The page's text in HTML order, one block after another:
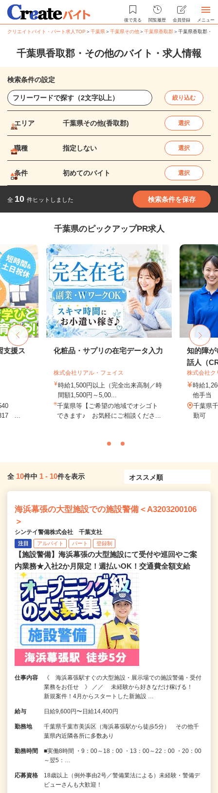
後で見る 閲覧履歴 会員登録 メニュー
クリエイトバイト・パート求人TOP ＞千葉県＞千葉県その他＞千葉県香取郡＞千葉県香取郡・
千葉県香取郡・その他のバイト・求人情報
検索条件の設定
絞り込む
エリア 千葉県その他(香取郡) 選択
職種 指定しない 選択
条件 初めてのバイト 選択
全 10 件ヒットしました 検索条件を保存
千葉県のピックアップPR求人
支援ス
...
化粧品・サプリの在宅データ入力
株式会社リアル・フェイス
時給1,500円以上（完全出来高制／時
間額1,500円～5,00...
千葉県等【ご希望の地域でオシゴト
できます♪ お気軽にご相談くださ...
知的障が
話人（
株式会社ク
時給
他手当
千葉県
勤可
全 10件中 1 - 10件を表示
海浜幕張の大型施設での施設警備＜A3203200106
＞
シンテイ警備株式会社 千葉支社
注目 アルバイト パート 登録制
【施設警備】海浜幕張の大型施設にて受付や巡回やご案
内業務★入社2か月限定！週払いOK！交通費全額支給
仕事内容
《 海浜幕張駅すぐの大型施設・展示場での施設警備・受付
業務をお任せ 》 ／／ 未経験から好きなだけ稼げる！
新規案件！4月からスタートした新施設 …
給与 日給9,600円〜日給14,400円
勤務地
千葉県千葉市美浜区（海浜幕張駅から徒歩5分） その他千
葉県内近隣各所に多数あり
勤務時間
■実働8時間 ・9：00～18：00 ・13：00～22：00 ・20：00
～翌5：…
応募資格
18歳以上（例外事由2号／警備業法による）未経験・警備デ
ビューさんも大歓迎！